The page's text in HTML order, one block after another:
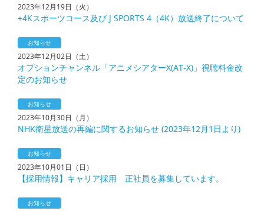
2023年12月19日（火）
+4Kスポーツコース及び J SPORTS 4（4K）放送終了について
お知らせ
2023年12月02日（土）
オプションチャンネル「アニメシアターX(AT-X)」視聴料金改
定のお知らせ
お知らせ
2023年10月30日（月）
NHK衛星放送の再編に関するお知らせ (2023年12月1日より)
お知らせ
2023年10月01日（日）
【採用情報】キャリア採用 正社員を募集しています。
お知らせ